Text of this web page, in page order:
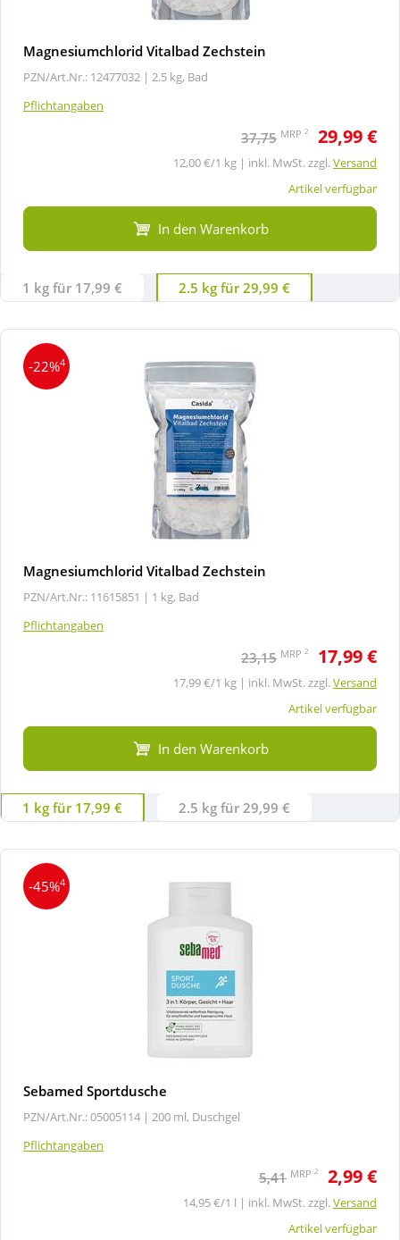
Magnesiumchlorid Vitalbad Zechstein
PZN/Art.Nr.: 12477032 | 2.5 kg, Bad
Pflichtangaben
37,75 MRP 2 29,99 €
12,00 €/1 kg | inkl. MwSt. zzgl.Versand
Artikel verfügbar
In den Warenkorb
1 kg für 17,99 € 2.5 kg für 29,99 €
-22%4
Magnesiumchlorid Vitalbad Zechstein
PZN/Art.Nr.: 11615851 | 1 kg, Bad
Pflichtangaben
23,15 MRP 2 17,99 €
17,99 €/1 kg | inkl. MwSt. zzgl.Versand
Artikel verfügbar
In den Warenkorb
1 kg für 17,99 € 2.5 kg für 29,99 €
-45%4
Sebamed Sportdusche
PZN/Art.Nr.: 05005114 | 200 ml, Duschgel
Pflichtangaben
5,41 MRP 2 2,99 €
14,95 €/1 l | inkl. MwSt. zzgl.Versand
Artikel verfügbar